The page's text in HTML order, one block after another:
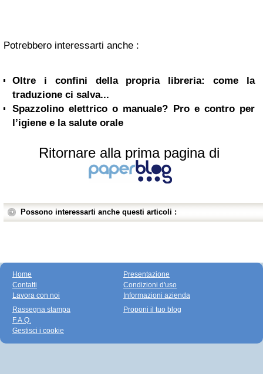
Potrebbero interessarti anche :
Oltre i confini della propria libreria: come la
traduzione ci salva...
Spazzolino elettrico o manuale? Pro e contro per
l’igiene e la salute orale
Ritornare alla prima pagina di
Possono interessarti anche questi articoli :
Home
Contatti
Lavora con noi
Presentazione
Condizioni d'uso
Informazioni azienda
Rassegna stampa
F.A.Q.
Gestisci i cookie
Proponi il tuo blog